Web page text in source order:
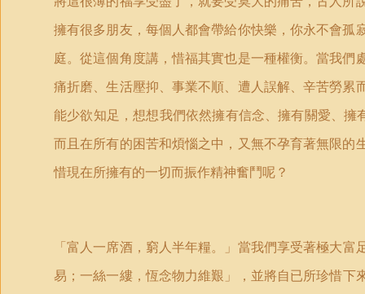
擁有很多朋友，每個人都會帶給你快樂，你永不會
庭。從這個角度講，惜福其實也是一種權衡。當我
痛折磨、生活壓抑、事業不順、遭人誤解、辛苦勞
能少欲知足，想想我們依然擁有信念、擁有關愛、
而且在所有的困苦和煩惱之中，又無不孕育著無限
惜現在所擁有的一切而振作精神奮鬥呢？
「富人一席酒，窮人半年糧。 」 當我們享受著極大富
易；一絲一縷，恆念物力維艱 」
，並將自已所珍惜